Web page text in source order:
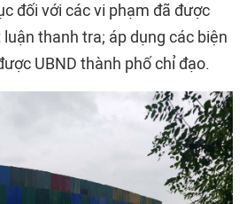
đối với các vi phạm đã được
thanh tra; áp dụng các biện
UBND thành phố chỉ đạo.